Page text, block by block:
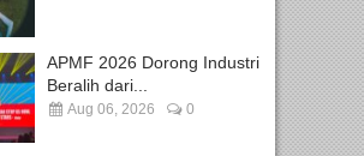
APMF 2026 Dorong Industri
Beralih dari...
Aug 06, 2026 0